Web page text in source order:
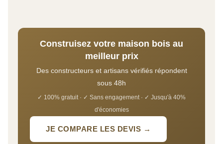
Construisez votre maison bois au
meilleur prix
Des constructeurs et artisans vérifiés répondent
sous 48h
✓ 100% gratuit · ✓ Sans engagement · ✓ Jusqu'à 40%
d'économies
JE COMPARE LES DEVIS →